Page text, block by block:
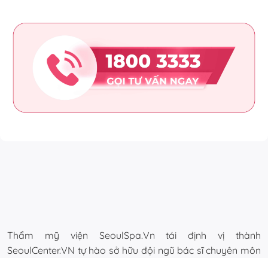
Thẩm mỹ viện SeoulSpa.Vn tái định vị thành
SeoulCenter.VN tự hào sở hữu đội ngũ bác sĩ chuyên môn